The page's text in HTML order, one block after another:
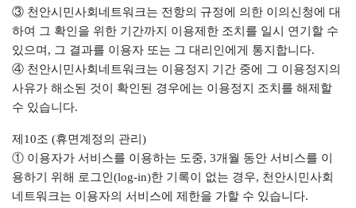
③ 천안시민사회네트워크는 전항의 규정에 의한 이의신청에 대
하여 그 확인을 위한 기간까지 이용제한 조치를 일시 연기할 수
있으며, 그 결과를 이용자 또는 그 대리인에게 통지합니다.
④ 천안시민사회네트워크는 이용정지 기간 중에 그 이용정지의
사유가 해소된 것이 확인된 경우에는 이용정지 조치를 해제할
수 있습니다.
제10조 (휴면계정의 관리)
① 이용자가 서비스를 이용하는 도중, 3개월 동안 서비스를 이
용하기 위해 로그인(log-in)한 기록이 없는 경우, 천안시민사회
네트워크는 이용자의 서비스에 제한을 가할 수 있습니다.